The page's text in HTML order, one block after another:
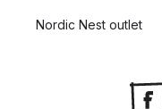
Nordic Nest outlet